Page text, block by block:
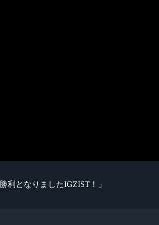
利となりましたIGZIST！」